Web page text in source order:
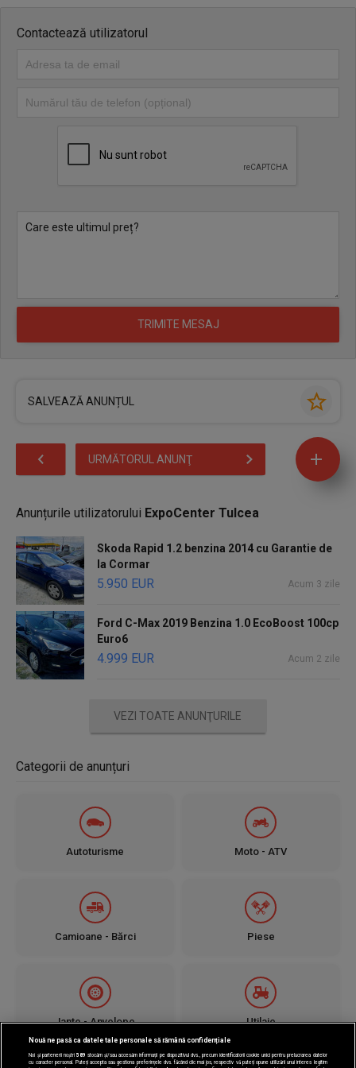
Contactează utilizatorul
SALVEAZĂ ANUNȚUL
URMĂTORUL ANUNŢ
Anunțurile utilizatorului ExpoCenter Tulcea
Skoda Rapid 1.2 benzina 2014 cu Garantie de
la Cormar
5.950 EUR Acum 3 zile
Ford C-Max 2019 Benzina 1.0 EcoBoost 100cp
Euro6
4.999 EUR Acum 2 zile
VEZI TOATE ANUNŢURILE
Categorii de anunțuri
Autoturisme Moto - ATV
Camioane - Bărci Piese
Jante - Anvelope Utilaje
Nouă ne pasă ca datele tale personale să rămână confidențiale
Noi și partenerii noștri 589 stocăm și/sau accesăm informații pe dispozitivul dvs., precum identificatorii cookie unici pentru prelucrarea datelor
cu caracter personal. Puteți accepta sau gestiona preferințele dvs. făcând clic mai jos, respectiv vă puteți opune utilizării unui interes legitim